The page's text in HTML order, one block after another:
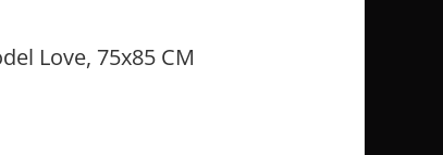
Love, 75x85 CM